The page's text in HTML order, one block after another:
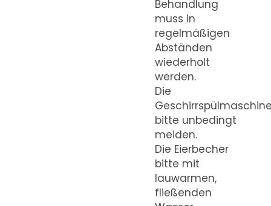
Behandlung
muss in
regelmäßigen
Abständen
wiederholt
werden.
Die
bitte unbedingt
meiden.
Die Eierbecher
bitte mit
lauwarmen,
fließenden